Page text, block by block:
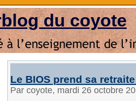
du coyote
Le BIOS prend sa
Par coyote, mardi 26 octobre